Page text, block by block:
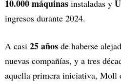
10.000 máquinas instaladas y
ingresos durante 2024.
A casi 25 años de haberse
nuevas compañías, y a tres
aquella primera iniciativa, Moll